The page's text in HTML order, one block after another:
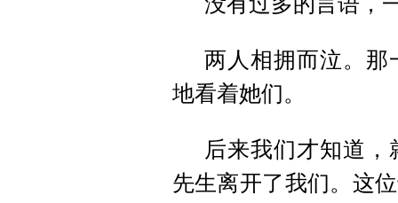
两人相拥而泣。那
地看着她们。
后来我们才知道
先生离开了我们。这